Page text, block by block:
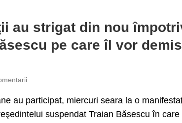
au strigat din nou
pe care îl vor
au participat, miercuri seara la o
suspendat Traian Băsescu în care